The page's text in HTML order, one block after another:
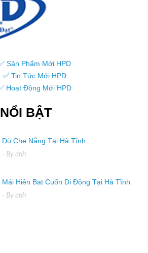
Sản Phẩm Mới HPD
✅ Tin Tức Mới HPD
Hoạt Động Mới HPD
BẬT
Dù Che Nắng Tại Hà Tĩnh
- By anh
Mái Hiên Bạt Cuốn Di Động Tại Hà Tĩnh
- By anh